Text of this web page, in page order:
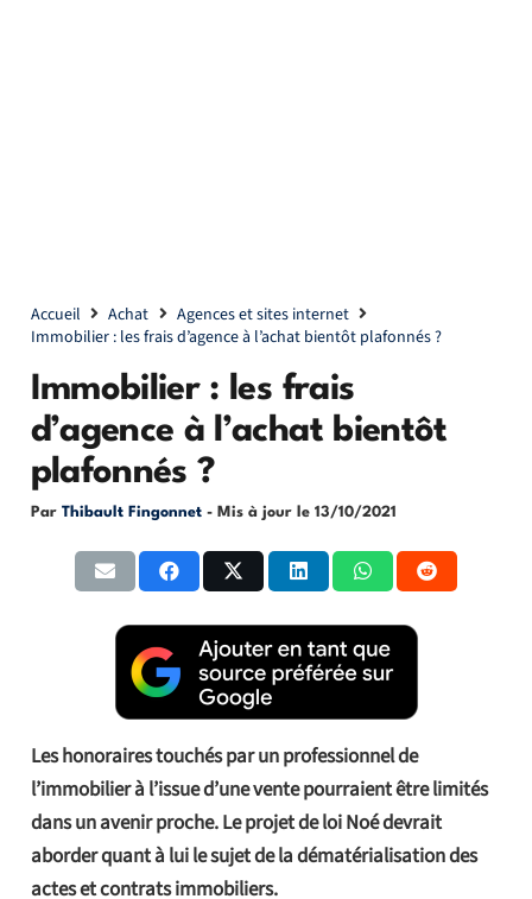
Accueil Achat
Agences et sites internet
Immobilier : les frais d’agence à l’achat bientôt plafonnés ?
Immobilier : les frais
d’agence à l’achat bientôt
plafonnés ?
Par Thibault Fingonnet - Mis à jour le 13/10/2021
Les honoraires touchés par un professionnel de
l’immobilier à l’issue d’une vente pourraient être limités
dans un avenir proche. Le projet de loi Noé devrait
aborder quant à lui le sujet de la dématérialisation des
actes et contrats immobiliers.